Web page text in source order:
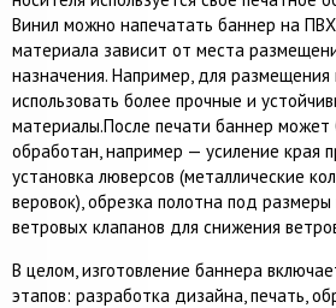
Винил можно напечатать баннер на
материала зависит от места
назначения. Например, для размещения
использовать более прочные и
материалы.После печати баннер может
обработан, например — усиление края
установка люверсов (металлические
веровок), обрезка полотна под размеры
ветровых клапанов для снижения
В целом, изготовление баннера
этапов: разработка дизайна, печать,